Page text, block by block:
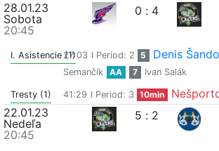
28.01.23
Sobota
20:45
0 : 4
I. Asistencie (1)27:03 I Period: 2 5 Denis
Semančík
AA 7 Ivan Salák
Tresty (1) 41:29 I Period: 3 10min
22.01.23
Nedeľa
20:45
5 : 2